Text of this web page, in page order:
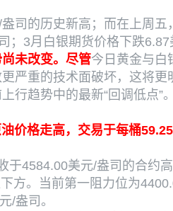
司的历史新高；而在上周
3月白银期货价格下跌6.87
未改变。尽管今日黄金与白
严重的技术面破坏，这将
行趋势中的最新“回调低点”
价格走高，交易于每桶
4584.00美元/盎司的合约
方。当前第一阻力位为
/盎司。